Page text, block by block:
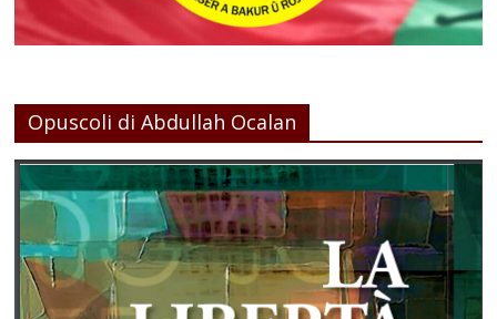
Opuscoli di Abdullah Ocalan